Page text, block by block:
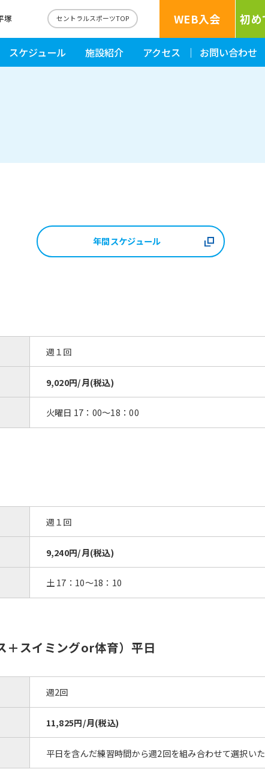
塚 セントラルスポーツTOP WEB入会 初め
スケジュール 施設紹介 アクセス お問い合わせ
年間スケジュール
週１回
9,020円/月(税込)
火曜日 17：00〜18：00
週１回
9,240円/月(税込)
土 17：10〜18：10
＋スイミングor体育）平日
週2回
11,825円/月(税込)
平日を含んだ練習時間から週2回を組み合わせて選択いた